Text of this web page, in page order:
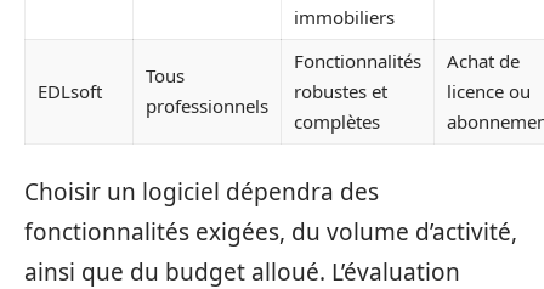
immobiliers
EDLsoft
Tous
professionnels
Fonctionnalités
robustes et
complètes
Achat de
licence ou
Choisir un logiciel dépendra des
fonctionnalités exigées, du volume d’activité,
ainsi que du budget alloué. L’évaluation